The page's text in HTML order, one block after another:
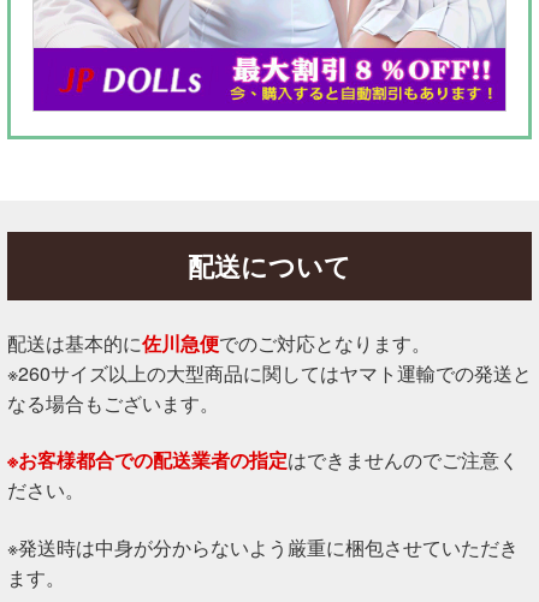
配送について
配送は基本的に佐川急便でのご対応となります。
※260サイズ以上の大型商品に関してはヤマト運輸での発送と
なる場合もございます。
※お客様都合での配送業者の指定はできませんのでご注意く
ださい。
※発送時は中身が分からないよう厳重に梱包させていただき
ます。